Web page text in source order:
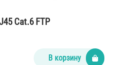
Cat.6 FTP
В корзину